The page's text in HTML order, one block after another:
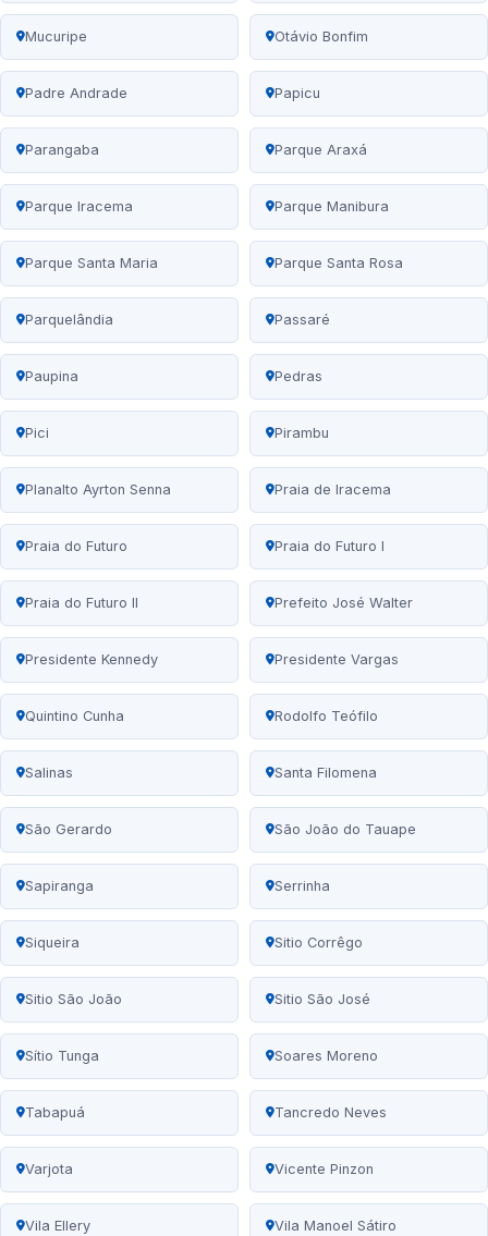
Mucuripe Otávio Bonfim
Padre Andrade Papicu
Parangaba Parque Araxá
Parque Iracema Parque Manibura
Parque Santa Maria Parque Santa Rosa
Parquelândia Passaré
Paupina Pedras
Pici Pirambu
Planalto Ayrton Senna Praia de Iracema
Praia do Futuro Praia do Futuro I
Praia do Futuro II Prefeito José Walter
Presidente Kennedy Presidente Vargas
Quintino Cunha Rodolfo Teófilo
Salinas Santa Filomena
São Gerardo São João do Tauape
Sapiranga Serrinha
Siqueira Sitio Corrêgo
Sitio São João Sitio São José
Sítio Tunga Soares Moreno
Tabapuá Tancredo Neves
Varjota Vicente Pinzon
Vila Ellery Vila Manoel Sátiro